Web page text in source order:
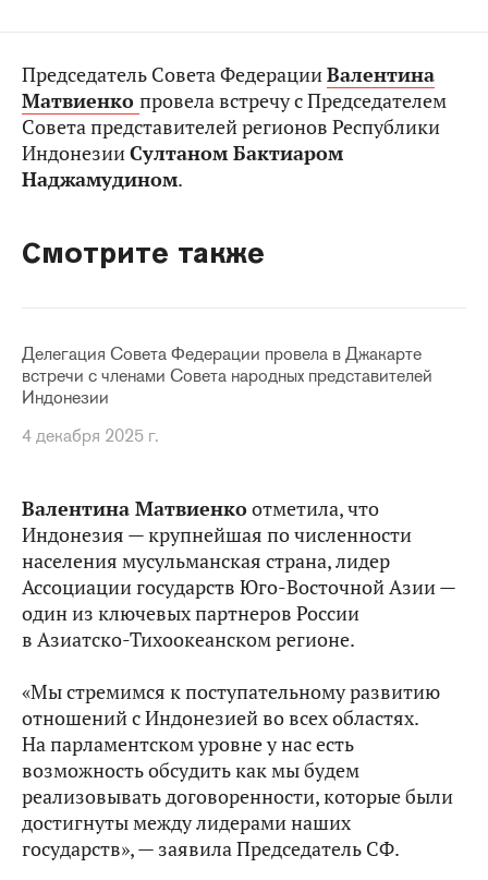
Председатель Совета ФедерацииВалентина
Матвиенко провела встречу с Председателем
Совета представителей регионов Республики
ИндонезииСултаном Бактиаром
Наджамудином.
Смотрите также
Делегация Совета Федерации провела в Джакарте
встречи с членами Совета народных представителей
Индонезии
4 декабря 2025 г.
Валентина Матвиенкоотметила, что
Индонезия — крупнейшая по численности
населения мусульманская страна, лидер
Ассоциации государств Юго-Восточной Азии —
один из ключевых партнеров России
в Азиатско-Тихоокеанском регионе.
«Мы стремимся к поступательному развитию
отношений с Индонезией во всех областях.
На парламентском уровне у нас есть
возможность обсудить как мы будем
реализовывать договоренности, которые были
достигнуты между лидерами наших
государств», — заявила Председатель СФ.